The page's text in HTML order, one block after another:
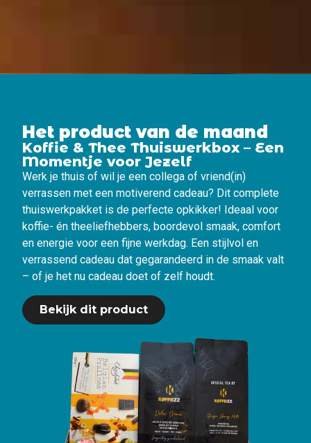
Het product van de maand
Koffie & Thee Thuiswerkbox – Een
Momentje voor Jezelf
Werk je thuis of wil je een collega of vriend(in)
verrassen met een motiverend cadeau? Dit complete
thuiswerkpakket is de perfecte opkikker! Ideaal voor
koffie- én theeliefhebbers, boordevol smaak, comfort
en energie voor een fijne werkdag. Een stijlvol en
verrassend cadeau dat gegarandeerd in de smaak valt
– of je het nu cadeau doet of zelf houdt.
Bekijk dit product